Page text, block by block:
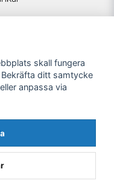
skall fungera
ditt samtycke
anpassa via